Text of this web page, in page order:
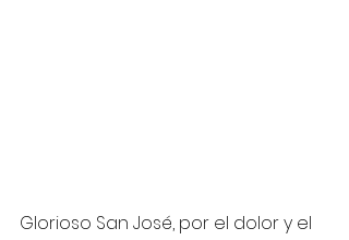
Glorioso San José, por el dolor y el